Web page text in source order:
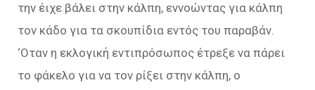
την έιχε βάλει στην κάλπη, εννοώντας για κάλπη
τον κάδο για τα σκουπίδια εντός του παραβάν.
‘Οταν η εκλογική εντιπρόσωπος έτρεξε να πάρει
το φάκελο για να τον ρίξει στην κάλπη, ο